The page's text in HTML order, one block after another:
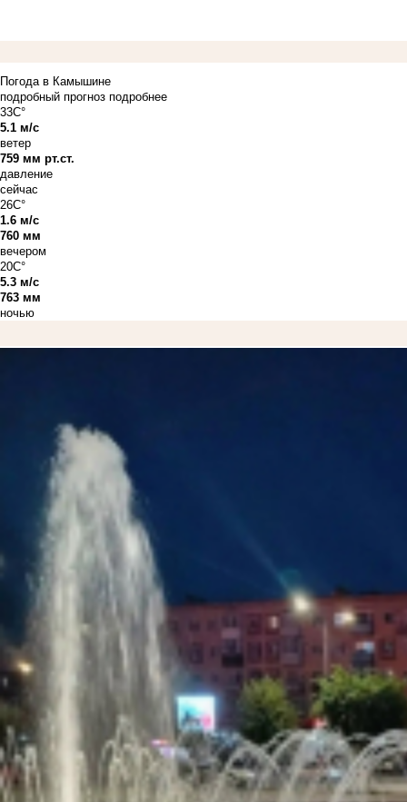
Погода в Камышине
подробный прогноз подробнее
33C°
5.1 м/с
ветер
759 мм рт.ст.
давление
сейчас
26C°
1.6 м/с
760 мм
вечером
20C°
5.3 м/с
763 мм
ночью